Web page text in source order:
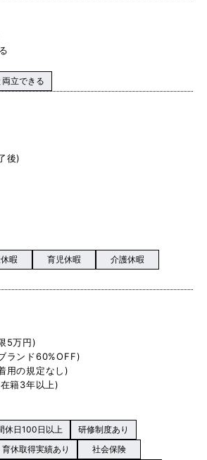
立できる
後)
暇 育児休暇
介護休暇
5万円)
ランド60%OFF)
用の規定なし)
籍3年以上)
休日100日以上
研修制度あり
育休取得実績あり 社会保険